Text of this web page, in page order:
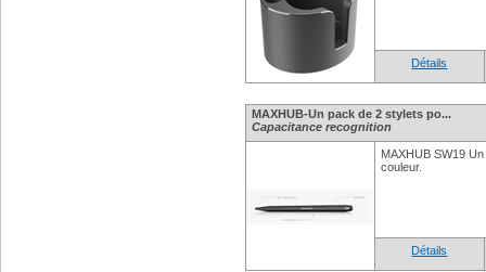
Détails
MAXHUB-Un pack de 2 stylets po...
Capacitance recognition
MAXHUB SW19
couleur.
Détails